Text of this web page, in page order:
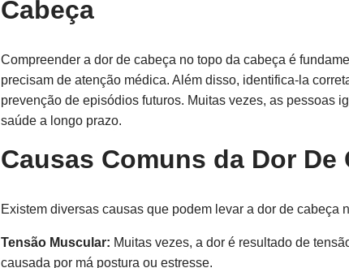
Cabeça
Compreender a dor de cabeça no topo da cabeça é
precisam de atenção médica. Além disso, identifica-la
prevenção de episódios futuros. Muitas vezes, as pessoas
saúde a longo prazo.
Causas Comuns da Dor De
Existem diversas causas que podem levar a dor de
Tensão Muscular: Muitas vezes, a dor é resultado de
causada por má postura ou estresse.